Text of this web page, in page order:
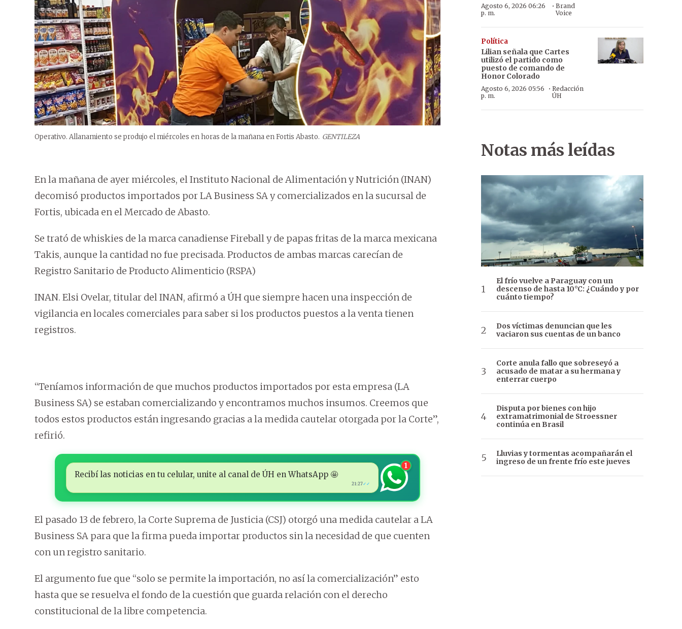
Operativo. Allanamiento se produjo el miércoles en horas de la mañana en Fortis Abasto. GENTILEZA
En la mañana de ayer miércoles, el Instituto Nacional de Alimentación y Nutrición (INAN)
decomisó productos importados por LA Business SA y comercializados en la sucursal de
Fortis, ubicada en el Mercado de Abasto.
Se trató de whiskies de la marca canadiense Fireball y de papas fritas de la marca mexicana
Takis, aunque la cantidad no fue precisada. Productos de ambas marcas carecían de
Registro Sanitario de Producto Alimenticio (RSPA)
INAN. Elsi Ovelar, titular del INAN, afirmó a ÚH que siempre hacen una inspección de
vigilancia en locales comerciales para saber si los productos puestos a la venta tienen
registros.
“Teníamos información de que muchos productos importados por esta empresa (LA
Business SA) se estaban comercializando y encontramos muchos insumos. Creemos que
todos estos productos están ingresando gracias a la medida cautelar otorgada por la Corte”,
refirió.
Recibí las noticias en tu celular, unite al canal de ÚH en WhatsApp 🤩
21:27✓✓
1
El pasado 13 de febrero, la Corte Suprema de Justicia (CSJ) otorgó una medida cautelar a LA
Business SA para que la firma pueda importar productos sin la necesidad de que cuenten
con un registro sanitario.
El argumento fue que “solo se permite la importación, no así la comercialización” esto
hasta que se resuelva el fondo de la cuestión que guarda relación con el derecho
constitucional de la libre competencia.
Agosto 6, 2026 06:26
p. m.
· Brand
Voice
Política
Lilian señala que Cartes
utilizó el partido como
puesto de comando de
Honor Colorado
Agosto 6, 2026 05:56
p. m.
· Redacción
ÚH
Notas más leídas
El frío vuelve a Paraguay con un
descenso de hasta 10°C: ¿Cuándo y por
cuánto tiempo?
Dos víctimas denuncian que les
vaciaron sus cuentas de un banco
Corte anula fallo que sobreseyó a
acusado de matar a su hermana y
enterrar cuerpo
Disputa por bienes con hijo
extramatrimonial de Stroessner
continúa en Brasil
Lluvias y tormentas acompañarán el
ingreso de un frente frío este jueves